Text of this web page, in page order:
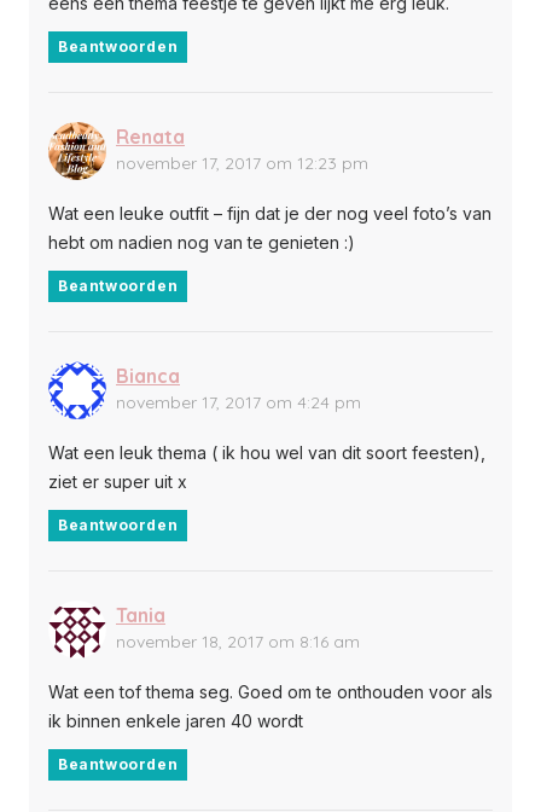
Beantwoorden
Renata
november 17, 2017 om 12:23 pm
Wat een leuke outfit – fijn dat je der nog veel foto’s van
hebt om nadien nog van te genieten :)
Beantwoorden
Bianca
november 17, 2017 om 4:24 pm
Wat een leuk thema ( ik hou wel van dit soort feesten),
ziet er super uit x
Beantwoorden
Tania
november 18, 2017 om 8:16 am
Wat een tof thema seg. Goed om te onthouden voor als
ik binnen enkele jaren 40 wordt
Beantwoorden